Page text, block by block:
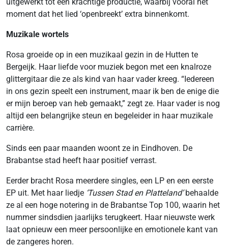
moment dat het lied ‘openbreekt’ extra binnenkomt.
Muzikale wortels
Rosa groeide op in een muzikaal gezin in de Hutten te
Bergeijk. Haar liefde voor muziek begon met een knalroze
glittergitaar die ze als kind van haar vader kreeg. “Iedereen
in ons gezin speelt een instrument, maar ik ben de enige die
er mijn beroep van heb gemaakt,” zegt ze. Haar vader is nog
altijd een belangrijke steun en begeleider in haar muzikale
carrière.
Sinds een paar maanden woont ze in Eindhoven. De
Brabantse stad heeft haar positief verrast.
Eerder bracht Rosa meerdere singles, een LP en een eerste
EP uit. Met haar liedje ‘Tussen Stad en Platteland’behaalde
ze al een hoge notering in de Brabantse Top 100, waarin het
nummer sindsdien jaarlijks terugkeert. Haar nieuwste werk
laat opnieuw een meer persoonlijke en emotionele kant van
de zangeres horen.